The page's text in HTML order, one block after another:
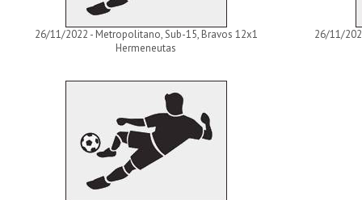
26/11/2022 - Metropolitano, Sub-15, Bravos 12x1
Hermeneutas
26/11/